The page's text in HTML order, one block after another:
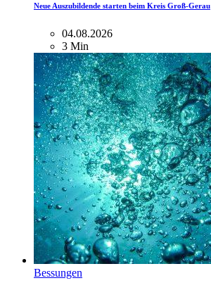
Neue Auszubildende starten beim Kreis Groß-Gerau
04.08.2026
3 Min
Bessungen